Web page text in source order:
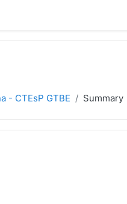
- CTEsP GTBE Summary